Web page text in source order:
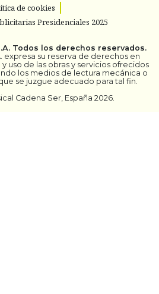
de cookies
Presidenciales 2025
Todos los derechos reservados.
expresa su reserva de derechos en
uso de las obras y servicios ofrecidos
los medios de lectura mecánica o
se juzgue adecuado para tal fin.
Cadena Ser, España 2026.